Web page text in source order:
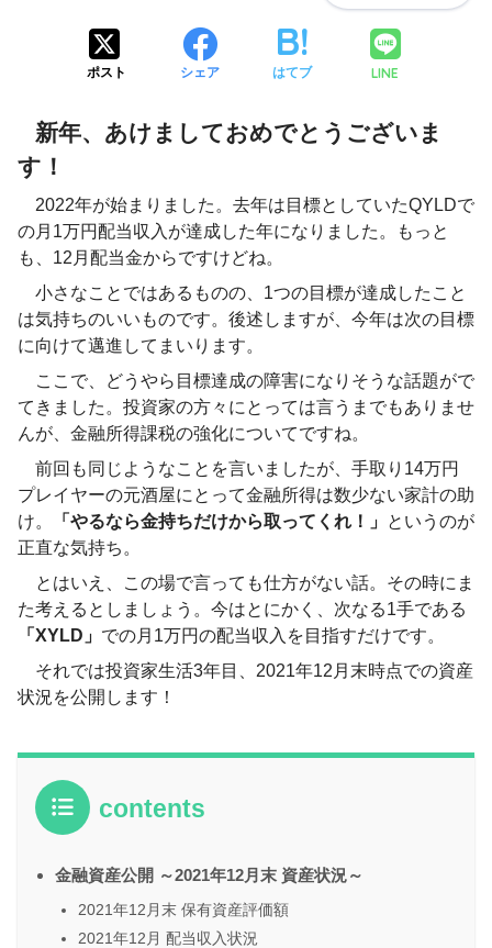
ポスト シェア はてブ LINE
新年、あけましておめでとうございま
す！
2022年が始まりました。去年は目標としていたQYLDで
の月1万円配当収入が達成した年になりました。もっと
も、12月配当金からですけどね。
小さなことではあるものの、1つの目標が達成したこと
は気持ちのいいものです。後述しますが、今年は次の目標
に向けて邁進してまいります。
ここで、どうやら目標達成の障害になりそうな話題がで
てきました。投資家の方々にとっては言うまでもありませ
んが、金融所得課税の強化についてですね。
前回も同じようなことを言いましたが、手取り14万円
プレイヤーの元酒屋にとって金融所得は数少ない家計の助
け。
「やるなら金持ちだけから取ってくれ！」 というのが
正直な気持ち。
とはいえ、この場で言っても仕方がない話。その時にま
た考えるとしましょう。今はとにかく、次なる1手である
「XYLD」 での月1万円の配当収入を目指すだけです。
それでは投資家生活3年目、2021年12月末時点での資産
状況を公開します！
contents
金融資産公開 ～2021年12月末 資産状況～
2021年12月末 保有資産評価額
2021年12月 配当収入状況